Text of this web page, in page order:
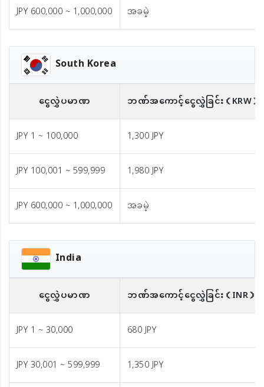
JPY 600,000 ~ 1,000,000
အခမဲ့
South Korea
ငွေလွှဲပမာဏ ဘဏ်အကောင့်ငွေလွှဲခြင်း（KRW）
JPY 1 ~ 100,000
1,300 JPY
JPY 100,001 ~ 599,999
1,980 JPY
JPY 600,000 ~ 1,000,000
အခမဲ့
India
ငွေလွှဲပမာဏ ဘဏ်အကောင့်ငွေလွှဲခြင်း（INR）
JPY 1 ~ 30,000
680 JPY
JPY 30,001 ~ 599,999
1,350 JPY